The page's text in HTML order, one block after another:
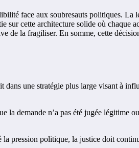
face aux soubresauts politiques. La
cette architecture solide où chaque
de la fragiliser. En somme, cette
dans une stratégie plus large visant à
la demande n’a pas été jugée légitime
pression politique, la justice doit